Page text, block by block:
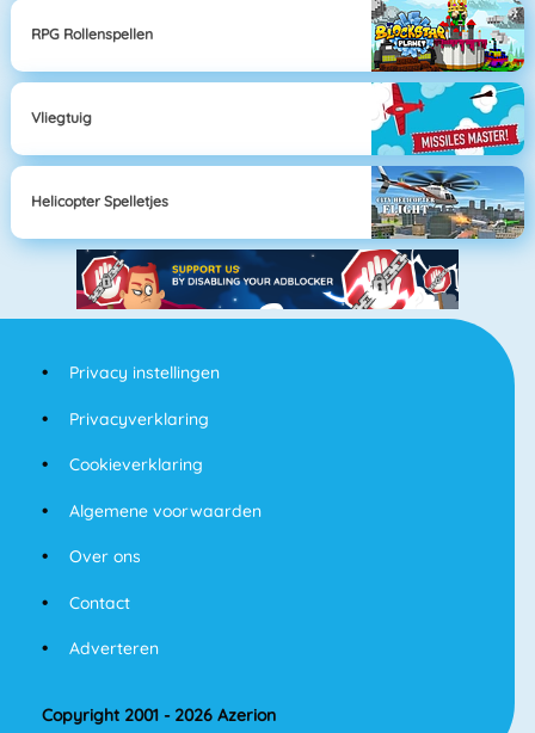
RPG Rollenspellen
Vliegtuig
Helicopter Spelletjes
Privacy instellingen
Privacyverklaring
Cookieverklaring
Algemene voorwaarden
Over ons
Contact
Adverteren
Copyright 2001 - 2026 Azerion